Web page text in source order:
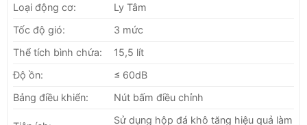
Loại động cơ:
Ly Tâm
Tốc độ gió:
3 mức
Thể tích bình chứa:
15,5 lít
Độ ồn:
≤ 60dB
Bảng điều khiển:
Nút bấm điều chỉnh
Sử dụng hộp đá khô tăng hiệu quả làm